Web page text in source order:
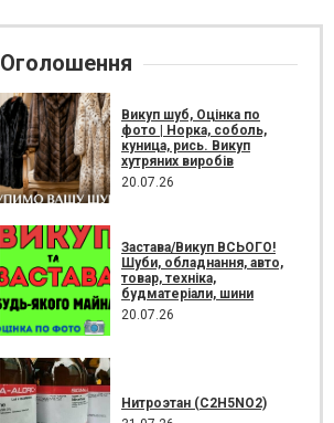
Оголошення
Викуп шуб, Оцінка по
фото | Норка, соболь,
куница, рись. Викуп
хутряних виробів
20.07.26
Застава/Викуп ВСЬОГО!
Шуби, обладнання, авто,
товар, техніка,
будматеріали, шини
20.07.26
Нитроэтан (C2H5NO2)